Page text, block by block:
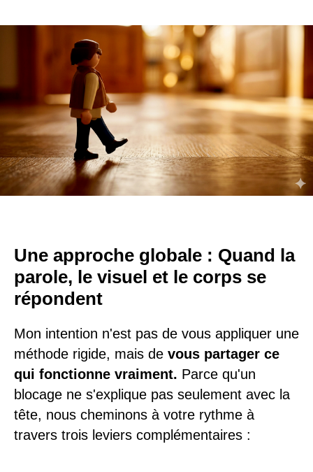
Une approche globale : Quand la
parole, le visuel et le corps se
répondent
Mon intention n'est pas de vous appliquer une
méthode rigide, mais de vous partager ce
qui fonctionne vraiment. Parce qu'un
blocage ne s'explique pas seulement avec la
tête, nous cheminons à votre rythme à
travers trois leviers complémentaires :